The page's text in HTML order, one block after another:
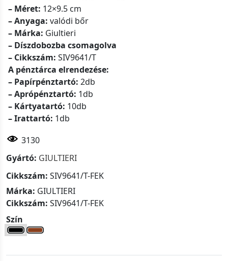
– Méret: 12×9.5 cm
– Anyaga: valódi bőr
– Márka: Giultieri
– Díszdobozba csomagolva
– Cikkszám: SIV9641/T
A pénztárca elrendezése:
– Papírpénztartó: 2db
– Aprópénztartó: 1db
– Kártyatartó: 10db
– Irattartó: 1db
3130
Gyártó: GIULTIERI
Cikkszám: SIV9641/T-FEK
Márka: GIULTIERI
Cikkszám: SIV9641/T-FEK
Szín